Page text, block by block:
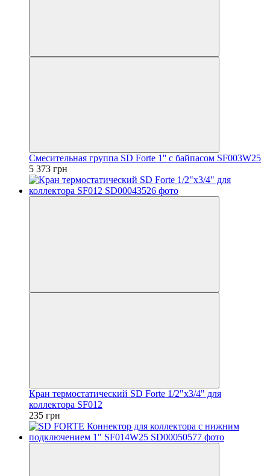
Смесительная группа SD Forte 1'' с байпасом SF003W25
5 373 грн
Кран термостатический SD Forte 1/2"х3/4" для
коллектора SF012
235 грн